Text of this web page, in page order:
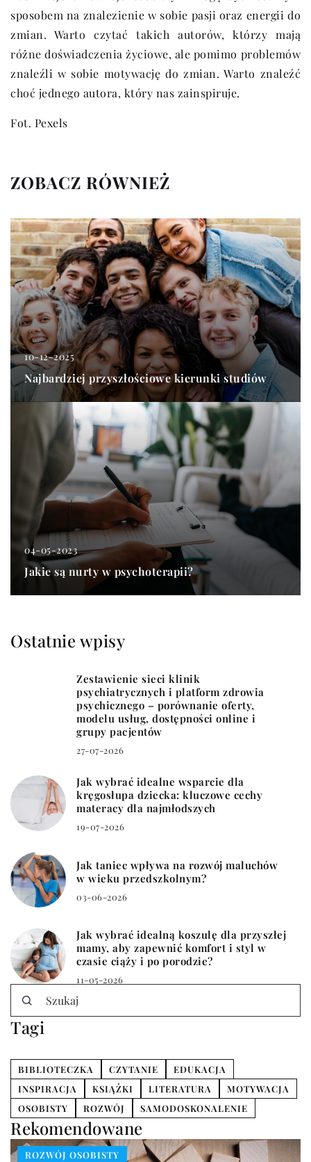
sposobem na znalezienie w sobie pasji oraz energii do
zmian. Warto czytać takich autorów, którzy mają
różne doświadczenia życiowe, ale pomimo problemów
znaleźli w sobie motywację do zmian. Warto znaleźć
choć jednego autora, który nas zainspiruje.
Fot. Pexels
ZOBACZ RÓWNIEŻ
10-12-2025
Najbardziej przyszłościowe kierunki studiów
04-05-2023
Jakie są nurty w psychoterapii?
Ostatnie wpisy
Zestawienie sieci klinik
psychiatrycznych i platform zdrowia
psychicznego – porównanie oferty,
modelu usług, dostępności online i
grupy pacjentów
27-07-2026
Jak wybrać idealne wsparcie dla
kręgosłupa dziecka: kluczowe cechy
materacy dla najmłodszych
19-07-2026
Jak taniec wpływa na rozwój maluchów
w wieku przedszkolnym?
03-06-2026
Jak wybrać idealną koszulę dla przyszłej
mamy, aby zapewnić komfort i styl w
czasie ciąży i po porodzie?
11-05-2026
Tagi
BIBLIOTECZKA CZYTANIE
EDUKACJA
INSPIRACJA
KSIĄŻKI LITERATURA
MOTYWACJA
OSOBISTY
ROZWÓJ SAMODOSKONALENIE
Rekomendowane
ROZWÓJ OSOBISTY